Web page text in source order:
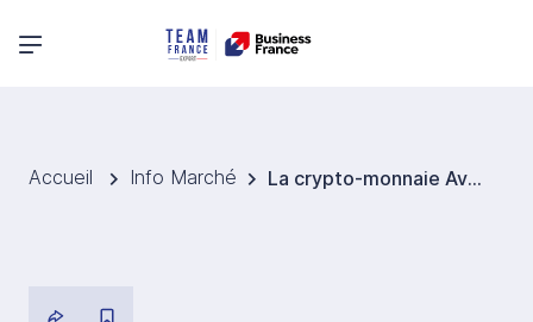
Menu principal
Accueil Info Marché La crypto-monnaie AvocadoCoin vise à développer la production d'avocats